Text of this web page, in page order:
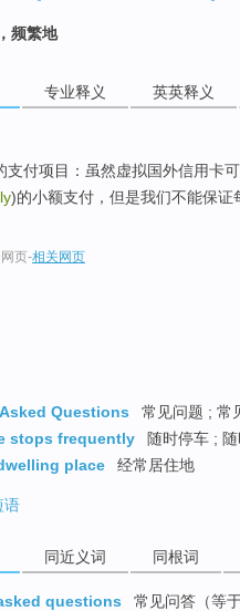
频繁地
专业释义 英英释义
支付项目：虽然虚拟国外信用卡
)的小额支付，但是我们不能保
页-相关网页
Questions
常见问题 ; 常
stops frequently
随时停车 ;
place
经常居住地
语
同近义词 同根词
questions 常见问答（等于